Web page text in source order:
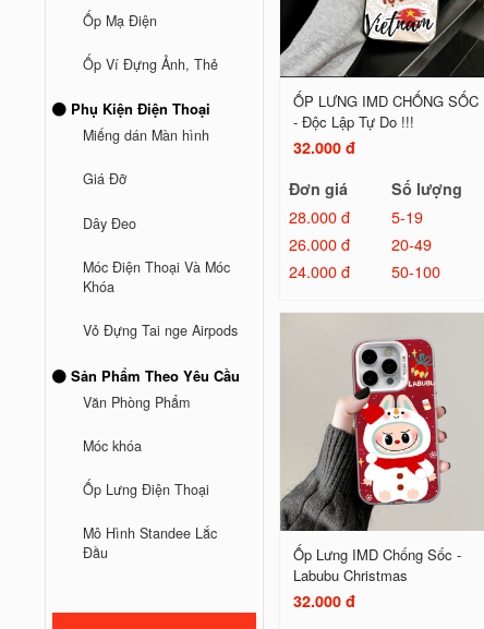
Ốp Mạ Điện
Ốp Ví Đựng Ảnh, Thẻ
Phụ Kiện Điện Thoại
Miếng dán Màn hình
Giá Đỡ
Dây Đeo
Móc Điện Thoại Và Móc
Khóa
Vỏ Đựng Tai nge Airpods
Sản Phẩm Theo Yêu Cầu
Văn Phòng Phẩm
Móc khóa
Ốp Lưng Điện Thoại
Mô Hình Standee Lắc
Đầu
ỐP LƯNG IMD CHỐNG SỐC
- Độc Lập Tự Do !!!
32.000 đ
Đơn giá
Số lượng
28.000 đ
5-19
26.000 đ
20-49
24.000 đ
50-100
Ốp Lưng IMD Chống Sốc -
Labubu Christmas
32.000 đ